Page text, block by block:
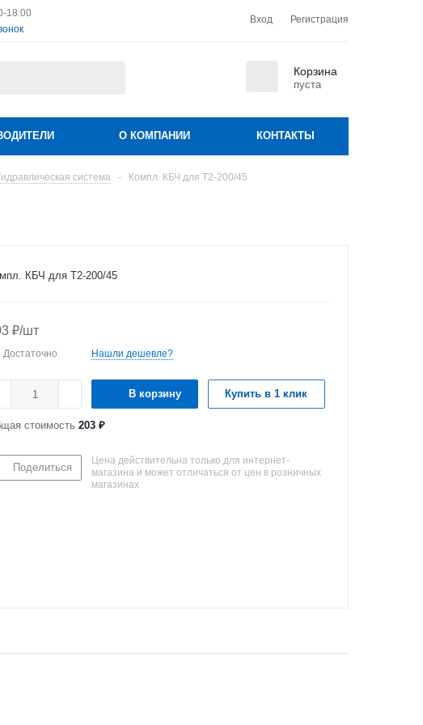
18:00
Вход Регистрация
Корзина
пуста
О КОМПАНИИ КОНТАКТЫ
система - Компл. КБЧ для Т2-200/45
КБЧ для Т2-200/45
₽/шт
Достаточно Нашли дешевле?
В корзину Купить в 1 клик
стоимость 203 ₽
Поделиться
Цена действительна только для интернет-
магазина и может отличаться от цен в розничных
магазинах